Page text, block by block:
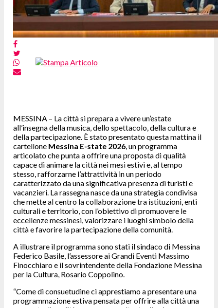
MESSINA – La città si prepara a vivere un’estate
all’insegna della musica, dello spettacolo, della cultura e
della partecipazione. È stato presentato questa mattina il
cartellone Messina E-state 2026, un programma
articolato che punta a offrire una proposta di qualità
capace di animare la città nei mesi estivi e, al tempo
stesso, rafforzarne l’attrattività in un periodo
caratterizzato da una significativa presenza di turisti e
vacanzieri. La rassegna nasce da una strategia condivisa
che mette al centro la collaborazione tra istituzioni, enti
culturali e territorio, con l’obiettivo di promuovere le
eccellenze messinesi, valorizzare i luoghi simbolo della
città e favorire la partecipazione della comunità.
A illustrare il programma sono stati il sindaco di Messina
Federico Basile, l’assessore ai Grandi Eventi Massimo
Finocchiaro e il sovrintendente della Fondazione Messina
per la Cultura, Rosario Coppolino.
“Come di consuetudine ci apprestiamo a presentare una
programmazione estiva pensata per offrire alla città una